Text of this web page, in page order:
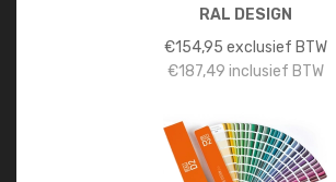
RAL DESIGN
€154,95 exclusief BTW
€187,49 inclusief BTW